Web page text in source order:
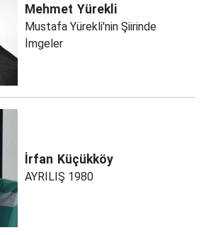
Mehmet Yürekli
Mustafa Yürekli'nin Şiirinde
İmgeler
İrfan Küçükköy
AYRILIŞ 1980